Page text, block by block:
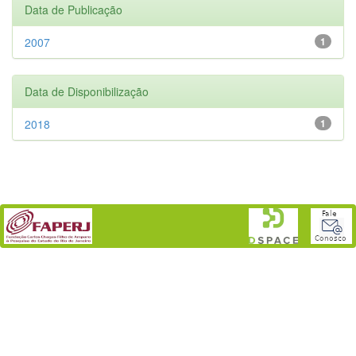
Data de Publicação
1
2007
Data de Disponibilização
1
2018